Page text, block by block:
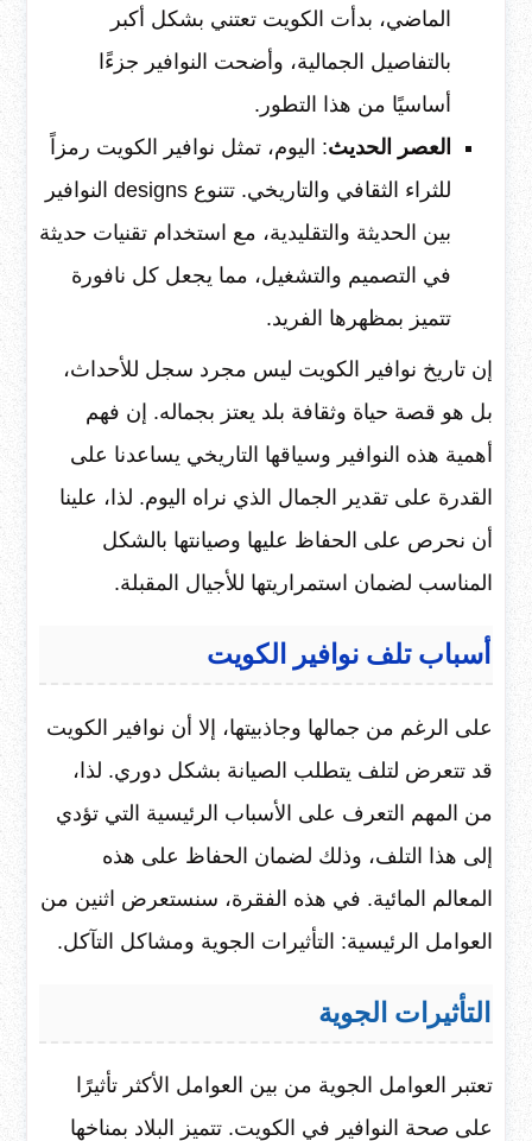
الماضي، بدأت الكويت تعتني بشكل أكبر
بالتفاصيل الجمالية، وأضحت النوافير جزءًا
أساسيًا من هذا التطور.
العصر الحديث: اليوم، تمثل نوافير الكويت رمزاً
للثراء الثقافي والتاريخي. تتنوع designs النوافير
بين الحديثة والتقليدية، مع استخدام تقنيات حديثة
في التصميم والتشغيل، مما يجعل كل نافورة
تتميز بمظهرها الفريد.
إن تاريخ نوافير الكويت ليس مجرد سجل للأحداث،
بل هو قصة حياة وثقافة بلد يعتز بجماله. إن فهم
أهمية هذه النوافير وسياقها التاريخي يساعدنا على
القدرة على تقدير الجمال الذي نراه اليوم. لذا، علينا
أن نحرص على الحفاظ عليها وصيانتها بالشكل
المناسب لضمان استمراريتها للأجيال المقبلة.
أسباب تلف نوافير الكويت
على الرغم من جمالها وجاذبيتها، إلا أن نوافير الكويت
قد تتعرض لتلف يتطلب الصيانة بشكل دوري. لذا،
من المهم التعرف على الأسباب الرئيسية التي تؤدي
إلى هذا التلف، وذلك لضمان الحفاظ على هذه
المعالم المائية. في هذه الفقرة، سنستعرض اثنين من
العوامل الرئيسية: التأثيرات الجوية ومشاكل التآكل.
التأثيرات الجوية
تعتبر العوامل الجوية من بين العوامل الأكثر تأثيرًا
على صحة النوافير في الكويت. تتميز البلاد بمناخها